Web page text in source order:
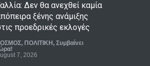
Δεν θα ανεχθεί καμία
ξένης ανάμιξης
προεδρικές εκλογές
, ΠΟΛΙΤΙΚΗ , Συμβαίνει
7, 2026